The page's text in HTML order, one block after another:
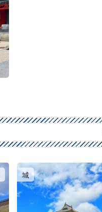
城